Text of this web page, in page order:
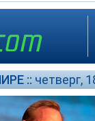
:: четверг,